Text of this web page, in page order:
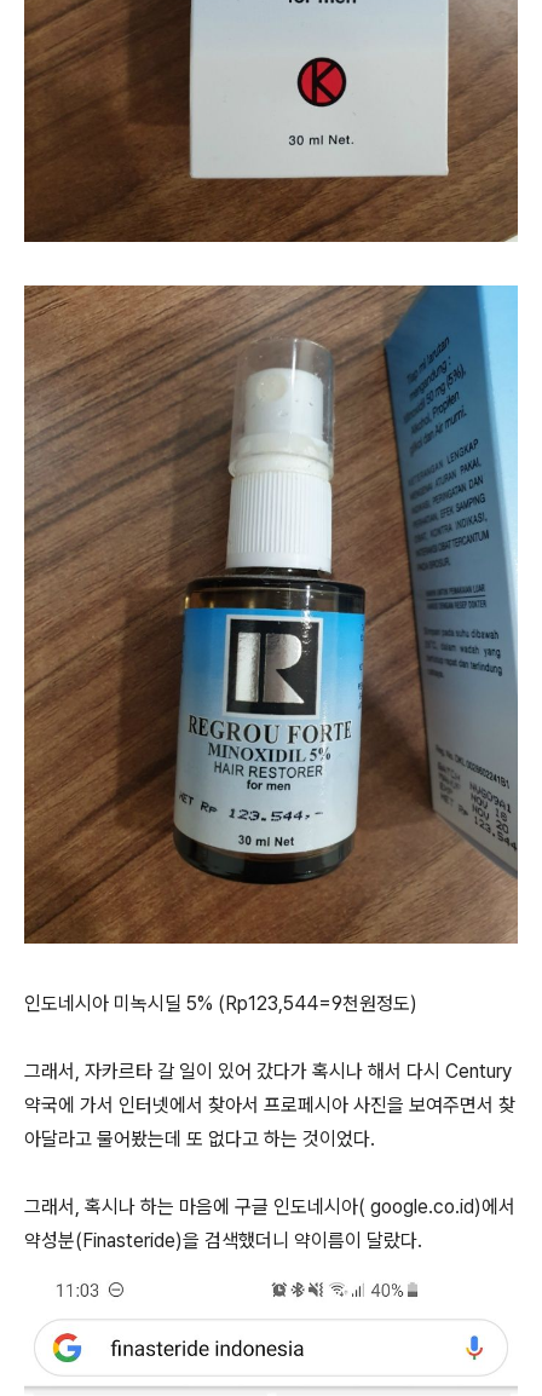
인도네시아 미녹시딜 5% (Rp123,544=9천원정도)
그래서, 자카르타 갈 일이 있어 갔다가 혹시나 해서 다시 Century
약국에 가서 인터넷에서 찾아서 프로페시아 사진을 보여주면서 찾
아달라고 물어봤는데 또 없다고 하는 것이었다.
그래서, 혹시나 하는 마음에 구글 인도네시아( google.co.id)에서
약성분(Finasteride)을 검색했더니 약이름이 달랐다.